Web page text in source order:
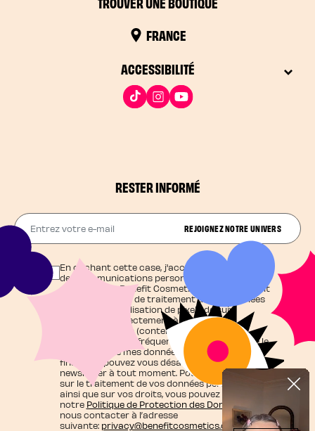
FRANCE
ACCESSIBILITÉ
RESTER INFORMÉ
Entrez votre e-mail REJOIGNEZ NOTRE UNIVERS
En cochant cette case, j'accepte de recevoir
des communications personnalisées et
exclusives de Benefit Cosmetics qui agit en tant
que responsable de traitement de vos données
et j'autorise l'utilisation de pixels de suivi
contribuant directement à cette
personnalisation (contenu adapté à mes
centres d'intérêt, fréquence d'envoi), ainsi que le
traitement de mes données personnelles à ces
fins. Vous pouvez vous désabonner de la
newsletter à tout moment. Pour en savoir plus
sur le traitement de vos données personnelles
ainsi que sur vos droits, vous pouvez consulter
notre Politique de Protection des Données
nous contacter à l’adresse
suivante: privacy@benefitcosmetics.com